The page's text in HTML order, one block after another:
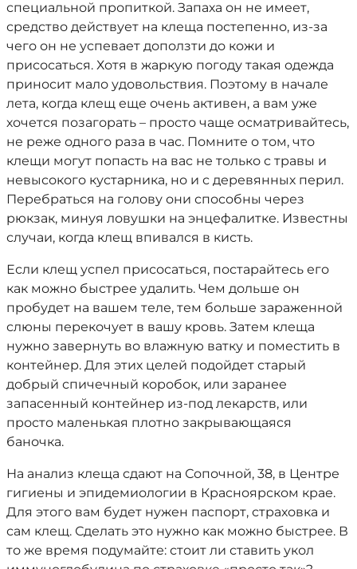
специальной пропиткой. Запаха он не имеет,
средство действует на клеща постепенно, из-за
чего он не успевает доползти до кожи и
присосаться. Хотя в жаркую погоду такая одежда
приносит мало удовольствия. Поэтому в начале
лета, когда клещ еще очень активен, а вам уже
хочется позагорать – просто чаще осматривайтесь,
не реже одного раза в час. Помните о том, что
клещи могут попасть на вас не только с травы и
невысокого кустарника, но и с деревянных перил.
Перебраться на голову они способны через
рюкзак, минуя ловушки на энцефалитке. Известны
случаи, когда клещ впивался в кисть.
Если клещ успел присосаться, постарайтесь его
как можно быстрее удалить. Чем дольше он
пробудет на вашем теле, тем больше зараженной
слюны перекочует в вашу кровь. Затем клеща
нужно завернуть во влажную ватку и поместить в
контейнер. Для этих целей подойдет старый
добрый спичечный коробок, или заранее
запасенный контейнер из-под лекарств, или
просто маленькая плотно закрывающаяся
баночка.
На анализ клеща сдают на Сопочной, 38, в Центре
гигиены и эпидемиологии в Красноярском крае.
Для этого вам будет нужен паспорт, страховка и
сам клещ. Сделать это нужно как можно быстрее. В
то же время подумайте: стоит ли ставить укол